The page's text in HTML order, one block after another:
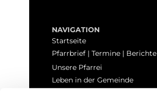
NAVIGATION
Startseite
Pfarrbrief | Termine | Berichte
Unsere Pfarrei
Leben in der Gemeinde